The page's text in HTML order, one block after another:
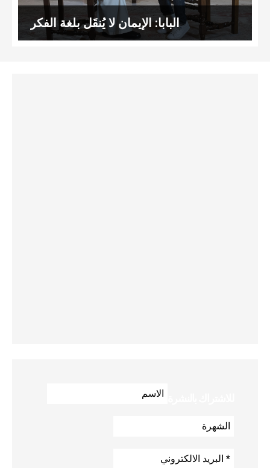
البابا: الإيمان لا يُنقَل بلغة الفكر